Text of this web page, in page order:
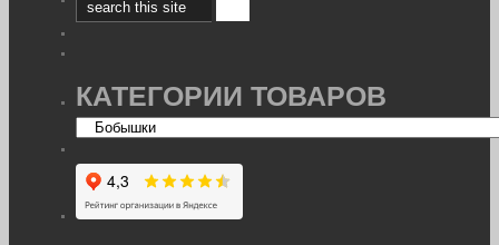
КАТЕГОРИИ ТОВАРОВ